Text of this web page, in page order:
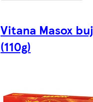
Vitana Masox
(110g)